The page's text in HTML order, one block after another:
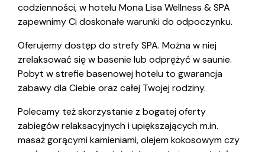
codzienności, w hotelu Mona Lisa Wellness & SPA
zapewnimy Ci doskonałe warunki do odpoczynku.
Oferujemy dostęp do strefy SPA. Można w niej
zrelaksować się w basenie lub odprężyć w saunie.
Pobyt w strefie basenowej hotelu to gwarancja
zabawy dla Ciebie oraz całej Twojej rodziny.
Polecamy też skorzystanie z bogatej oferty
zabiegów relaksacyjnych i upiększających m.in.
masaż gorącymi kamieniami, olejem kokosowym czy